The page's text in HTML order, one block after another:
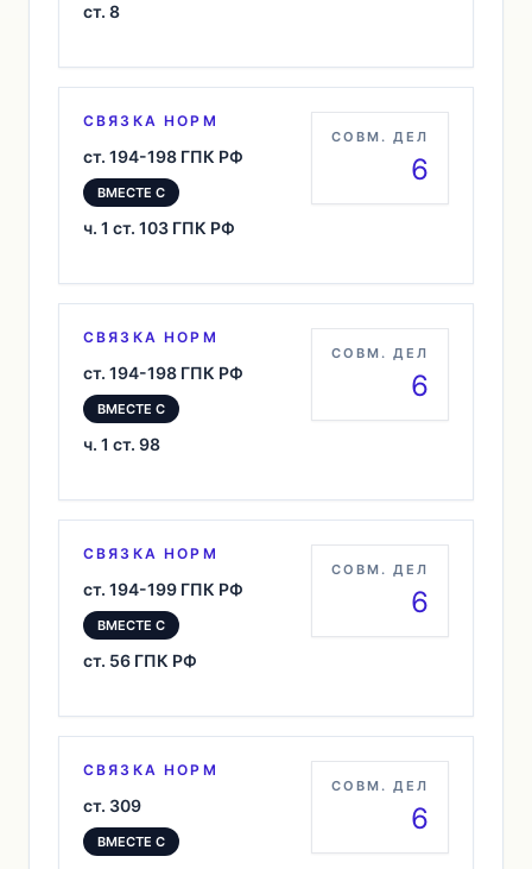
ст. 8
СВЯЗКА НОРМ
ст. 194-198 ГПК РФ
ВМЕСТЕ С
ч. 1 ст. 103 ГПК РФ
СОВМ. ДЕЛ
6
СВЯЗКА НОРМ
ст. 194-198 ГПК РФ
ВМЕСТЕ С
ч. 1 ст. 98
СОВМ. ДЕЛ
6
СВЯЗКА НОРМ
ст. 194-199 ГПК РФ
ВМЕСТЕ С
ст. 56 ГПК РФ
СОВМ. ДЕЛ
6
СВЯЗКА НОРМ
ст. 309
ВМЕСТЕ С
СОВМ. ДЕЛ
6